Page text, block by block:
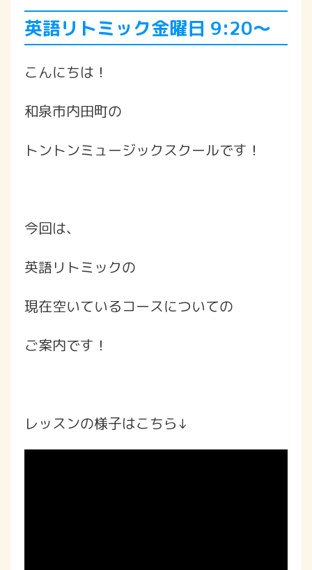
英語リトミック金曜日 9:20〜
こんにちは！
和泉市内田町の
トントンミュージックスクールです！
今回は、
英語リトミックの
現在空いているコースについての
ご案内です！
レッスンの様子はこちら↓